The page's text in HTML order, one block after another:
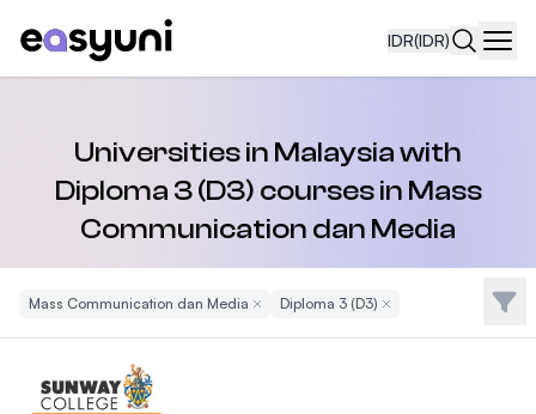
IDR(IDR)
Universities in Malaysia with
Diploma 3 (D3) courses in Mass
Communication dan Media
Mass Communication dan Media Remove Filter
Diploma 3 (D3) Remove Filter Filter